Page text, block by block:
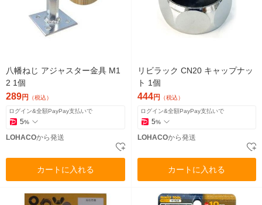
八幡ねじ アジャスター金具 M1
2 1個
289円 （税込）
ログイン&全額PayPay支払いで
5%
LOHACOから発送
カートに入れる
リビラック CN20 キャップナッ
ト 1個
444円 （税込）
ログイン&全額PayPay支払いで
5%
LOHACOから発送
カートに入れる